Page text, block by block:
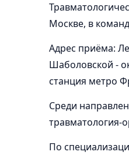
Москве, в
Адрес приёма:
Шаболовской -
станция метро
Среди
травматология-
По